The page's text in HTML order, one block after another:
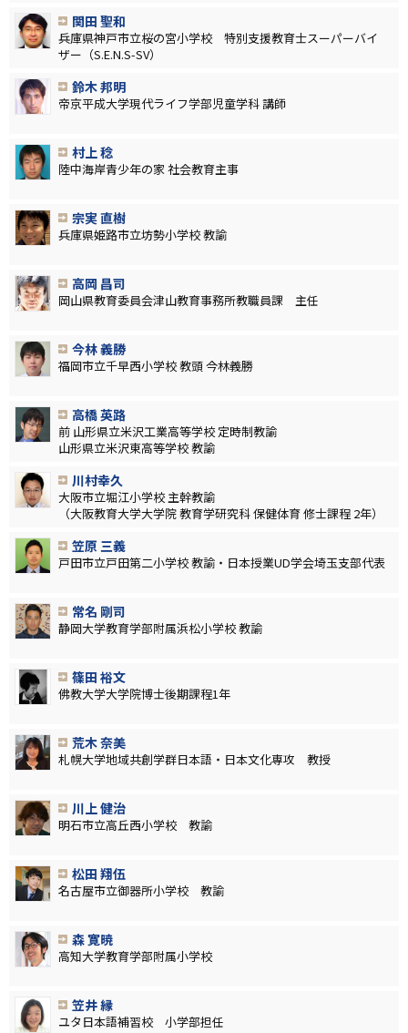
関田 聖和
兵庫県神戸市立桜の宮小学校 特別支援教育士スーパーバイ
ザー（S.E.N.S-SV）
鈴木 邦明
帝京平成大学現代ライフ学部児童学科 講師
村上 稔
陸中海岸青少年の家 社会教育主事
宗実 直樹
兵庫県姫路市立坊勢小学校 教諭
高岡 昌司
岡山県教育委員会津山教育事務所教職員課 主任
今林 義勝
福岡市立千早西小学校 教頭 今林義勝
高橋 英路
前 山形県立米沢工業高等学校 定時制教諭
山形県立米沢東高等学校 教諭
川村幸久
大阪市立堀江小学校 主幹教諭
（大阪教育大学大学院 教育学研究科 保健体育 修士課程 2年）
笠原 三義
戸田市立戸田第二小学校 教諭・日本授業UD学会埼玉支部代表
常名 剛司
静岡大学教育学部附属浜松小学校 教諭
篠田 裕文
佛教大学大学院博士後期課程1年
荒木 奈美
札幌大学地域共創学群日本語・日本文化専攻 教授
川上 健治
明石市立高丘西小学校 教諭
松田 翔伍
名古屋市立御器所小学校 教諭
森 寛暁
高知大学教育学部附属小学校
笠井 縁
ユタ日本語補習校 小学部担任